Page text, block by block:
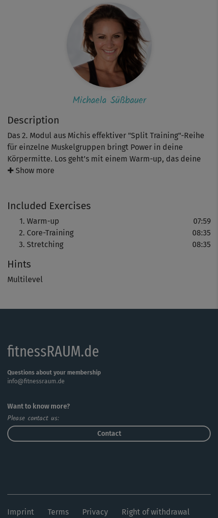
Description
Das 2. Modul aus Michis effektiver "Split Training"-Reihe
für einzelne Muskelgruppen bringt Power in deine
Körpermitte. Los geht’s mit einem Warm-up, das deine
Muskulatur auf Betriebstemperatur hochfährt. Dann
Bein- und Bauchmuskulatur trainiert mit Übungen wie
Seit-Zug der Arme, Russian Twist und einer Oberkörper-
Rotation. Am Ende kannst du wieder ein Stretching
genießen.
Tipp: Fordere, aber überfordere dich beim Training nicht
und achte immer auf eine gute Körperspannung. Wenn
einfach kleinere.
✚ Show more
Included Exercises
Warm-up
07:59
Core-Training
08:35
Stretching
08:35
Hints
Multilevel
Michaela Süßbauer
fitnessRAUM.de
Questions about your membership
info@fitnessraum.de
Want to know more?
Please contact us:
Contact
Imprint Terms Privacy Right of withdrawal